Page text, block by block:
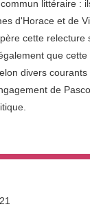
littéraire :
d'Horace et de
cette relecture
que
divers
de